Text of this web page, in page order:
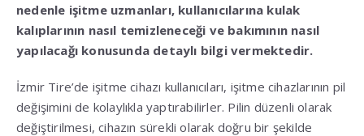
nedenle işitme uzmanları, kullanıcılarına kulak
kalıplarının nasıl temizleneceği ve bakımının nasıl
yapılacağı konusunda detaylı bilgi vermektedir.
İzmir Tire’de işitme cihazı kullanıcıları, işitme cihazlarının pil
değişimini de kolaylıkla yaptırabilirler. Pilin düzenli olarak
değiştirilmesi, cihazın sürekli olarak doğru bir şekilde